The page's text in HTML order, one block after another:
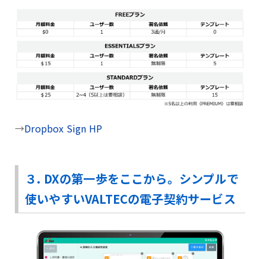
→Dropbox Sign HP
３. DXの第一歩をここから。シンプルで
使いやすいVALTECの電子契約サービス